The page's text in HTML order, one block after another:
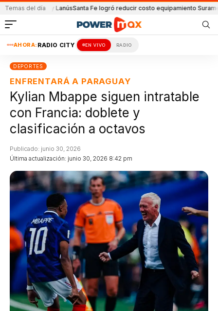
Temas del día
y LanúsSanta Fe logró reducir costo equipamiento Suramericanos
AHORA: RADIO CITY EN VIVO RADIO
DEPORTES
ENFRENTARÁ A PARAGUAY
Kylian Mbappe siguen intratable
con Francia: doblete y
clasificación a octavos
Última actualización: junio 30, 2026 8:42 pm
Publicado: junio 30, 2026